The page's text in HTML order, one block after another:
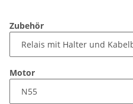
Zubehör
Motor